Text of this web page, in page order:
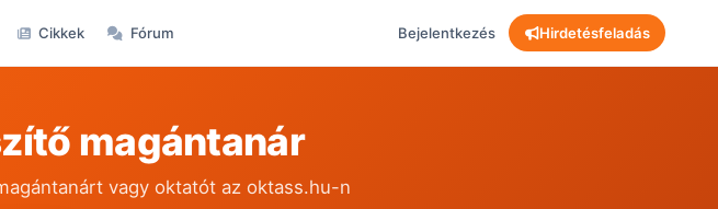
Cikkek Fórum Bejelentkezés Hirdetésfeladás
magántanár
vagy oktatót az oktass.hu-n